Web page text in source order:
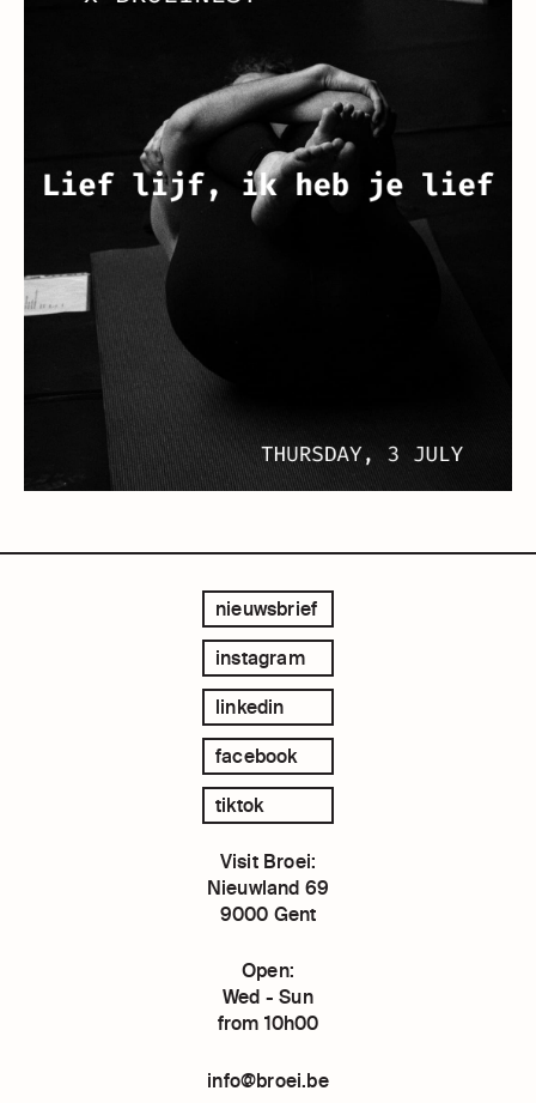
nieuwsbrief
instagram
linkedin
facebook
tiktok
Visit Broei:
Nieuwland 69
9000 Gent
Open:
Wed - Sun
from 10h00
info@broei.be